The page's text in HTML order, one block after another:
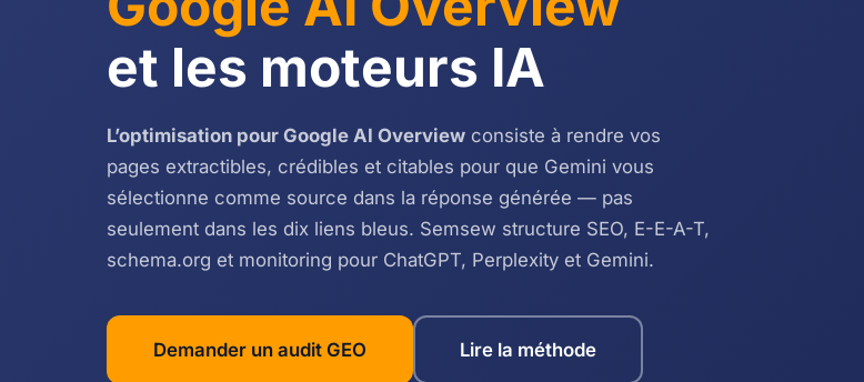
et les moteurs IA
L’optimisation pour Google AI Overview consiste à rendre vos
pages extractibles, crédibles et citables pour que Gemini vous
sélectionne comme source dans la réponse générée — pas
seulement dans les dix liens bleus. Semsew structure SEO, E-E-A-T,
schema.org et monitoring pour ChatGPT, Perplexity et Gemini.
Demander un audit GEO Lire la méthode